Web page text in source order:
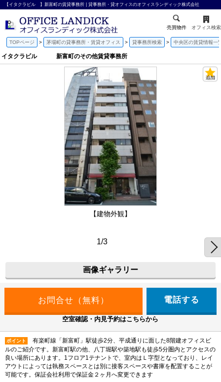
【イタクラビル 】新富町の賃貸事務所 | 貸事務所・貸オフィスのオフィスランディック株式会社
売買物件 オフィス検索
TOPページ 茅場町の貸事務所・賃貸オフィス 貸事務所検索 中央区の賃貸情報一
イタクラビル 新富町のその他賃貸事務所
【建物外観】
1/3
画像ギャラリー
電話する
空室確認・内見予約はこちらから
ポイント
有楽町線「新富町」駅徒歩2分、平成通りに面した8階建オフィスビ
ルのご紹介です。新富町駅の他、八丁堀駅や築地駅も徒歩5分圏内とアクセスの
良い場所にあります。1フロア1テナントで、室内はＬ字型となっており、レイ
アウトによっては執務スペースとは別に接客スペースや書庫を配置することが
可能です。保証会社利用で保証金２ヶ月へ変更できます